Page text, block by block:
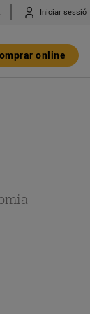
Iniciar sessió
online